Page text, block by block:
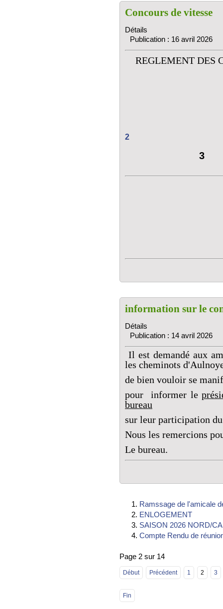
Concours de vitesse
Détails
Publication : 16 avril 2026
REGLEMENT DES
2
3
information sur le
Détails
Publication : 14 avril 2026
Il est demandé aux
les cheminots
de bien vouloir se
pour informer le
bureau
sur leur participation
Nous les remercions
Le bureau.
Ramssage de l'amicale
ENLOGEMENT
SAISON 2026 NORD/
Compte Rendu de
Page 2 sur 14
Début Précédent 1 2 3
Fin